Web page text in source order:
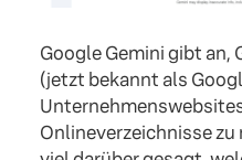
Google Gemini gibt an,
(jetzt bekannt als
Onlineverzeichnisse